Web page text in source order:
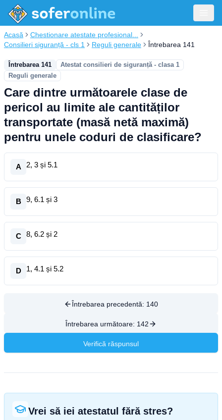
Acasă
Chestionare atestate profesional...
Consilieri siguranță - cls 1
Reguli generale Întrebarea 141
Întrebarea 141
Atestat consilieri de siguranță - clasa 1
Reguli generale
Care dintre următoarele clase de
pericol au limite ale cantităților
transportate (masă netă maximă)
pentru unele coduri de clasificare?
A 2, 3 și 5.1
B 9, 6.1 și 3
C 8, 6.2 și 2
D 1, 4.1 și 5.2
Întrebarea precedentă: 140
Întrebarea următoare: 142
Verifică răspunsul
Vrei să iei atestatul fără stres?